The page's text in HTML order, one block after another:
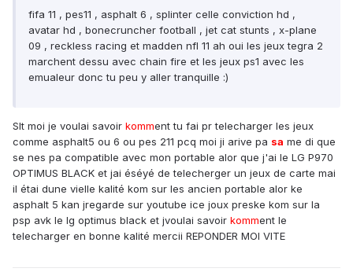
fifa 11 , pes11 , asphalt 6 , splinter celle conviction hd ,
avatar hd , bonecruncher football , jet cat stunts , x-plane
09 , reckless racing et madden nfl 11 ah oui les jeux tegra 2
marchent dessu avec chain fire et les jeux ps1 avec les
emualeur donc tu peu y aller tranquille :)
Slt moi je voulai savoir komment tu fai pr telecharger les jeux
comme asphalt5 ou 6 ou pes 211 pcq moi ji arive pa sa me di que
se nes pa compatible avec mon portable alor que j'ai le LG P970
OPTIMUS BLACK et jai éséyé de telecherger un jeux de carte mai
il étai dune vielle kalité kom sur les ancien portable alor ke
asphalt 5 kan jregarde sur youtube ice joux preske kom sur la
psp avk le lg optimus black et jvoulai savoir komment le
telecharger en bonne kalité mercii REPONDER MOI VITE